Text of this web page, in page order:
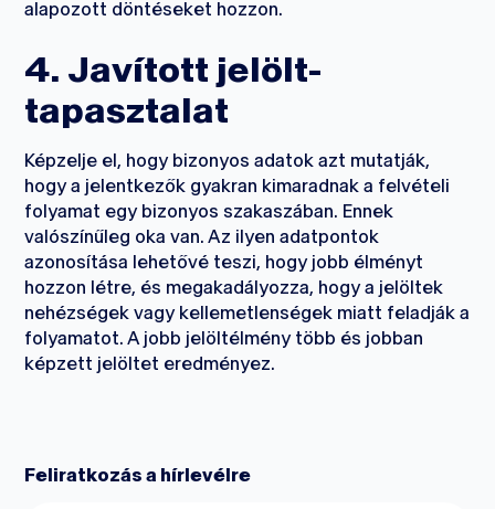
Feliratkozás a hírlevélre
alapozott döntéseket hozzon.
4. Javított jelölt-
tapasztalat
Képzelje el, hogy bizonyos adatok azt mutatják,
hogy a jelentkezők gyakran kimaradnak a felvételi
folyamat egy bizonyos szakaszában. Ennek
valószínűleg oka van. Az ilyen adatpontok
azonosítása lehetővé teszi, hogy jobb élményt
hozzon létre, és megakadályozza, hogy a jelöltek
nehézségek vagy kellemetlenségek miatt feladják a
folyamatot. A jobb jelöltélmény több és jobban
képzett jelöltet eredményez.